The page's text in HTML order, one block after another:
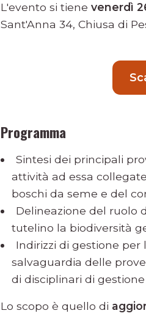
L'evento si tiene venerdì
Sant'Anna 34, Chiusa di
Programma
Sintesi dei principali
attività ad essa
boschi da seme e del
Delineazione del ruolo
tutelino la biodiversità
Indirizzi di gestione
salvaguardia delle
di disciplinari di gestione
Lo scopo è quello di